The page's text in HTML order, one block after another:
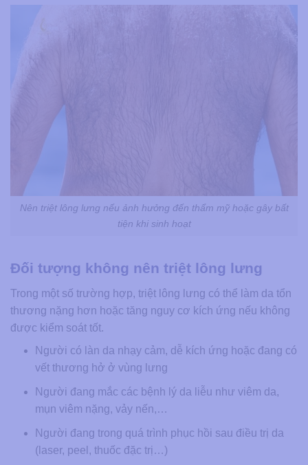
Nên triệt lông lưng nếu ảnh hưởng đến thẩm mỹ hoặc gây bất
tiện khi sinh hoạt
Đối tượng không nên triệt lông lưng
Trong một số trường hợp, triệt lông lưng có thể làm da tổn
thương nặng hơn hoặc tăng nguy cơ kích ứng nếu không
được kiểm soát tốt.
Người có làn da nhạy cảm, dễ kích ứng hoặc đang có
vết thương hở ở vùng lưng
Người đang mắc các bệnh lý da liễu như viêm da,
mụn viêm nặng, vảy nến,…
Người đang trong quá trình phục hồi sau điều trị da
(laser, peel, thuốc đặc trị…)